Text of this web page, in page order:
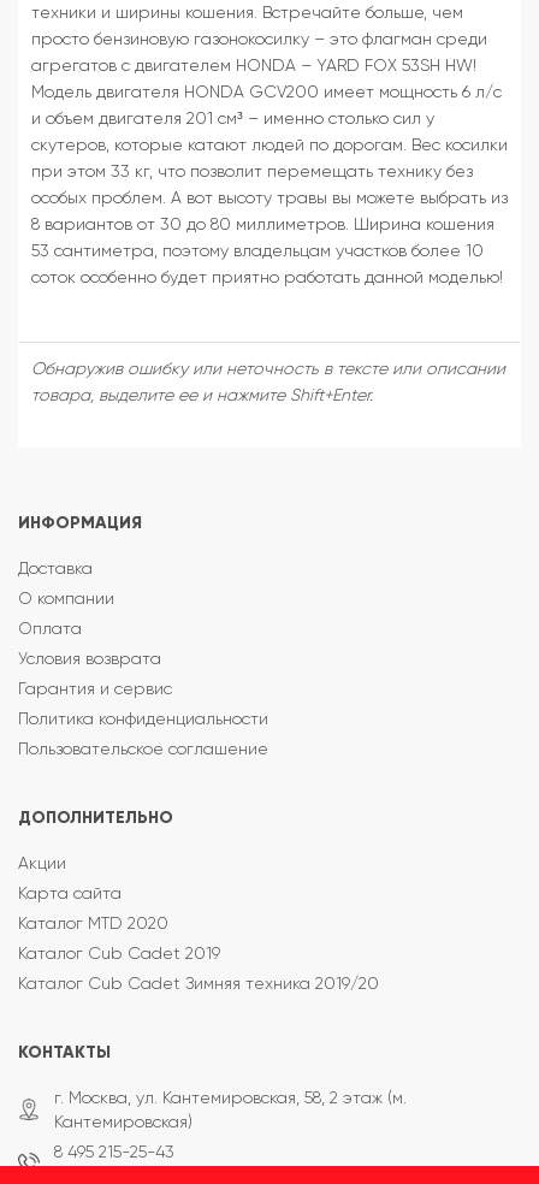
техники и ширины кошения. Встречайте больше, чем
просто бензиновую газонокосилку – это флагман среди
агрегатов с двигателем HONDA – YARD FOX 53SH HW!
Модель двигателя HONDA GCV200 имеет мощность 6 л/с
и объем двигателя 201 см³ – именно столько сил у
скутеров, которые катают людей по дорогам. Вес косилки
при этом 33 кг, что позволит перемещать технику без
особых проблем. А вот высоту травы вы можете выбрать из
8 вариантов от 30 до 80 миллиметров. Ширина кошения
53 сантиметра, поэтому владельцам участков более 10
соток особенно будет приятно работать данной моделью!
Обнаружив ошибку или неточность в тексте или описании
товара, выделите ее и нажмите Shift+Enter.
ИНФОРМАЦИЯ
Доставка
О компании
Оплата
Условия возврата
Гарантия и сервис
Политика конфиденциальности
Пользовательское соглашение
ДОПОЛНИТЕЛЬНО
Акции
Карта сайта
Каталог MTD 2020
Каталог Cub Cadet 2019
Каталог Cub Cadet Зимняя техника 2019/20
КОНТАКТЫ
г. Москва, ул. Кантемировская, 58, 2 этаж (м.
Кантемировская)
8 495 215-25-43